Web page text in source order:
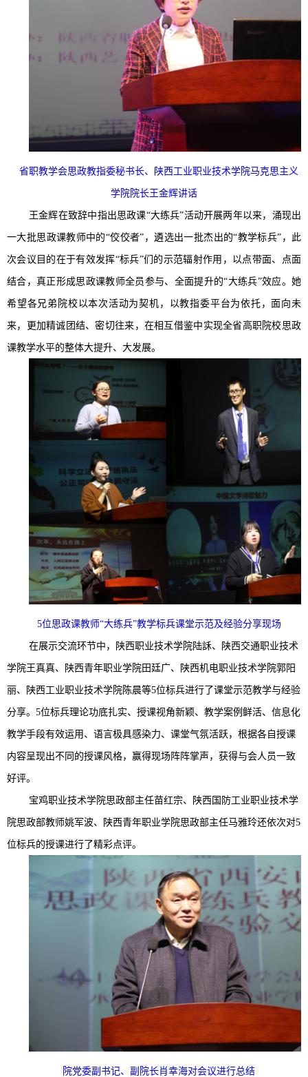
省职教学会思政教指委秘书长、陕西工业职业技术学院马克思主义
学院院长王金辉讲话
王金辉在致辞中指出思政课“大练兵”活动开展两年以来，涌现出
一大批思政课教师中的“佼佼者”，遴选出一批杰出的“教学标兵”，此
次会议目的在于有效发挥“标兵”们的示范辐射作用，以点带面、点面
结合，真正形成思政课教师全员参与、全面提升的“大练兵”效应。她
希望各兄弟院校以本次活动为契机，以教指委平台为依托，面向未
来，更加精诚团结、密切往来，在相互借鉴中实现全省高职院校思政
课教学水平的整体大提升、大发展。
5位思政课教师“大练兵”教学标兵课堂示范及经验分享现场
在展示交流环节中，陕西职业技术学院陆訸、陕西交通职业技术
学院王真真、陕西青年职业学院田廷广、陕西机电职业技术学院郭阳
丽、陕西工业职业技术学院陈晨等5位标兵进行了课堂示范教学与经验
分享。5位标兵理论功底扎实、授课视角新颖、教学案例鲜活、信息化
教学手段有效运用、语言极具感染力、课堂气氛活跃，根据各自授课
内容呈现出不同的授课风格，赢得现场阵阵掌声，获得与会人员一致
好评。
宝鸡职业技术学院思政部主任苗红宗、陕西国防工业职业技术学
院思政部教师姚军波、陕西青年职业学院思政部主任马雅玲还依次对5
位标兵的授课进行了精彩点评。
院党委副书记、副 院长肖幸海对会议进行总结